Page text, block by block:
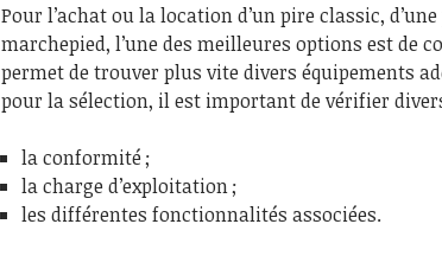
Pour l’achat ou la location d’un pire classic,
marchepied, l’une des meilleures options est de
permet de trouver plus vite divers équipements
pour la sélection, il est important de vérifier
la conformité ;
la charge d’exploitation ;
les différentes fonctionnalités associées.